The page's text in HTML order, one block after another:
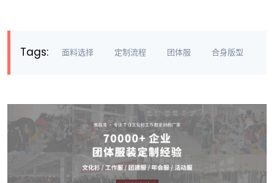
Tags: 面料选择 定制流程 团体服 合身版型